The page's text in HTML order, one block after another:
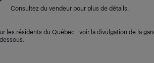
Consultez du vendeur pour plus de détails.
les résidents du Québec : voir la divulgation de la